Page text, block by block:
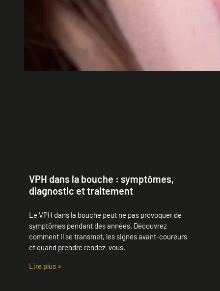
VPH dans la bouche : symptômes,
diagnostic et traitement
Le VPH dans la bouche peut ne pas provoquer de
symptômes pendant des années. Découvrez
comment il se transmet, les signes avant-coureurs
et quand prendre rendez-vous.
Lire plus »